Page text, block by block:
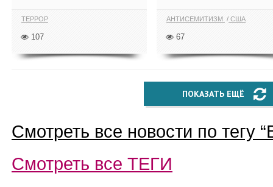
ТЕРРОР
107
АНТИСЕМИТИЗМ США
67
ПОКАЗАТЬ ЕЩЁ
Смотреть все новости по тегу “
Смотреть все ТЕГИ